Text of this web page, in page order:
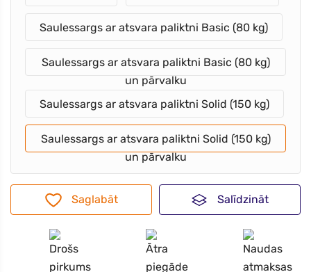
Saulessargs ar atsvara paliktni Basic (80 kg)
Saulessargs ar atsvara paliktni Basic (80 kg)
un pārvalku
Saulessargs ar atsvara paliktni Solid (150 kg)
Saulessargs ar atsvara paliktni Solid (150 kg)
un pārvalku
Saglabāt Salīdzināt